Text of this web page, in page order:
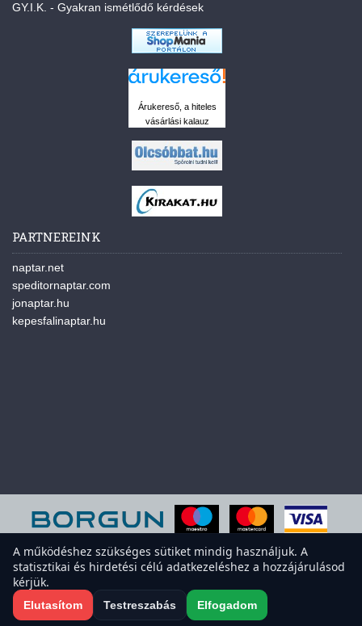
GY.I.K. - Gyakran ismétlődő kérdések
Árukereső, a hiteles
vásárlási kalauz
PARTNEREINK
naptar.net
speditornaptar.com
jonaptar.hu
kepesfalinaptar.hu
Süti-beállítások megnyitása
A működéshez szükséges sütiket mindig használjuk. A
statisztikai és hirdetési célú adatkezeléshez a hozzájárulásod
kérjük.
Elutasítom Testreszabás Elfogadom
A weboldal sütiket használ a felhasználói élmény javítása érdekében.
Elfogadod a sütiket?
Elfogadom Elutasítom